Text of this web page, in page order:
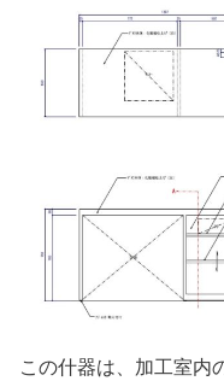
この什器は、加工室内